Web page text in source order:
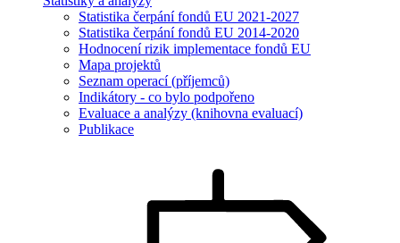
Statistika čerpání fondů EU 2021-2027
Statistika čerpání fondů EU 2014-2020
Hodnocení rizik implementace fondů EU
Mapa projektů
Seznam operací (příjemců)
Indikátory - co bylo podpořeno
Evaluace a analýzy (knihovna evaluací)
Publikace